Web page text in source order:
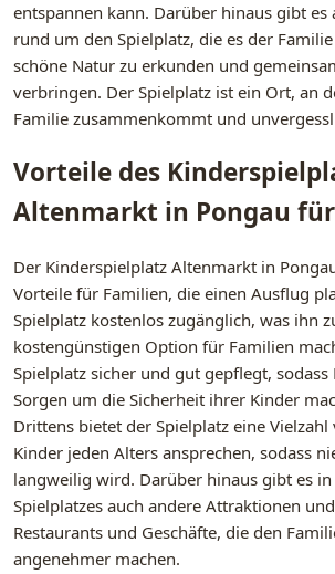
entspannen kann. Darüber hinaus gibt es
rund um den Spielplatz, die es der
schöne Natur zu erkunden und
verbringen. Der Spielplatz ist ein Ort, an
Familie zusammenkommt und
Vorteile des
Altenmarkt in Pongau
Der Kinderspielplatz Altenmarkt in
Vorteile für Familien, die einen Ausflug
Spielplatz kostenlos zugänglich, was ihn
kostengünstigen Option für Familien
Spielplatz sicher und gut gepflegt, sodass
Sorgen um die Sicherheit ihrer Kinder
Drittens bietet der Spielplatz eine
Kinder jeden Alters ansprechen, sodass
langweilig wird. Darüber hinaus gibt es in
Spielplatzes auch andere Attraktionen
Restaurants und Geschäfte, die den
angenehmer machen.